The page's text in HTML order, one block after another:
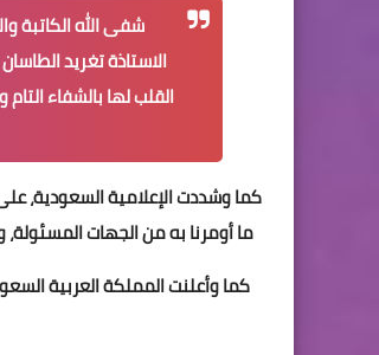
شفى الله الكاتبة
الاستاذة تغريد
القلب لها بالشفاء
كما وشددت الإعلامية السعودية، على
ما أومرنا به من الجهات المسئولة،